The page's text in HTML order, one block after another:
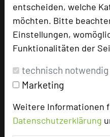
entscheiden, welche
möchten. Bitte
Einstellungen,
Funktionalitäten der
technisch notwendig
Marketing
Weitere Informationen
Datenschutzerklärung
zur
Bewertung
Tagungsplaner
Tagungsleiter
Tagungsteilnehmer